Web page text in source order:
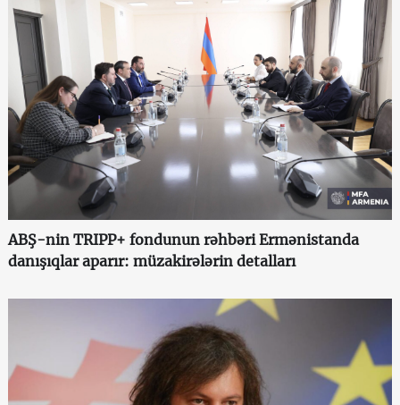
ABŞ-nin TRIPP+ fondunun rəhbəri Ermənistanda
danışıqlar aparır: müzakirələrin detalları